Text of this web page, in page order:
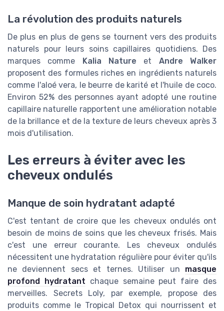
La révolution des produits naturels
De plus en plus de gens se tournent vers des produits
naturels pour leurs soins capillaires quotidiens. Des
marques comme Kalia Nature et Andre Walker
proposent des formules riches en ingrédients naturels
comme l'aloé vera, le beurre de karité et l'huile de coco.
Environ 52% des personnes ayant adopté une routine
capillaire naturelle rapportent une amélioration notable
de la brillance et de la texture de leurs cheveux après 3
mois d'utilisation.
Les erreurs à éviter avec les
cheveux ondulés
Manque de soin hydratant adapté
C'est tentant de croire que les cheveux ondulés ont
besoin de moins de soins que les cheveux frisés. Mais
c'est une erreur courante. Les cheveux ondulés
nécessitent une hydratation régulière pour éviter qu'ils
ne deviennent secs et ternes. Utiliser un masque
profond hydratant chaque semaine peut faire des
merveilles. Secrets Loly, par exemple, propose des
produits comme le Tropical Detox qui nourrissent et